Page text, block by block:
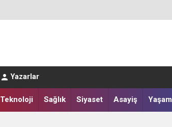
Yazarlar
Teknoloji Sağlık Siyaset Asayiş Yaşam